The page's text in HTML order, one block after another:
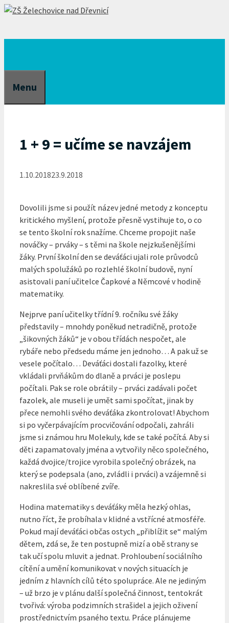
Přeskočit
Menu
1 + 9 = učíme se navzájem
1.10.201823.9.2018
Dovolili jsme si použít název jedné metody z konceptu
kritického myšlení, protože přesně vystihuje to, o co
se tento školní rok snažíme. Chceme propojit naše
nováčky – prváky – s těmi na škole nejzkušenějšími
žáky. První školní den se deváťáci ujali role průvodců
malých spolužáků po rozlehlé školní budově, nyní
asistovali paní učitelce Čapkové a Němcové v hodině
matematiky.
Nejprve paní učitelky třídní 9. ročníku své žáky
představily – mnohdy poněkud netradičně, protože
„šikovných žáků“ je v obou třídách nespočet, ale
rybáře nebo předsedu máme jen jednoho… A pak už se
vesele počítalo… Deváťáci dostali fazolky, které
vkládali prvňákům do dlaně a prváci je poslepu
počítali. Pak se role obrátily – prváci zadávali počet
fazolek, ale museli je umět sami spočítat, jinak by
přece nemohli svého deváťáka zkontrolovat! Abychom
si po vyčerpávajícím procvičování odpočali, zahráli
jsme si známou hru Molekuly, kde se také počítá. Aby si
děti zapamatovaly jména a vytvořily něco společného,
každá dvojice/trojice vyrobila společný obrázek, na
který se podepsala (ano, zvládli i prváci) a vzájemně si
nakreslila své oblíbené zvíře.
Hodina matematiky s deváťáky měla hezký ohlas,
nutno říct, že probíhala v klidné a vstřícné atmosféře.
Pokud mají deváťáci občas ostych „přiblížit se“ malým
dětem, zdá se, že ten postupně mizí a obě strany se
tak učí spolu mluvit a jednat. Prohloubení sociálního
cítění a umění komunikovat v nových situacích je
jedním z hlavních cílů této spolupráce. Ale ne jediným
– už brzo je v plánu další společná činnost, tentokrát
tvořivá: výroba podzimních strašidel a jejich oživení
prostřednictvím psaného textu. Práce plánujeme